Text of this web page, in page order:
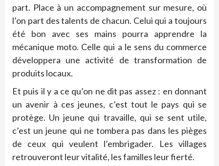
part. Place à un accompagnement sur mesure, où
l’on part des talents de chacun. Celui qui a toujours
été bon avec ses mains pourra apprendre la
mécanique moto. Celle qui a le sens du commerce
développera une activité de transformation de
produits locaux.
Et puis il y a ce qu’on ne dit pas assez : en donnant
un avenir à ces jeunes, c’est tout le pays qui se
protège. Un jeune qui travaille, qui se sent utile,
c’est un jeune qui ne tombera pas dans les pièges
de ceux qui veulent l’embrigader. Les villages
retrouveront leur vitalité, les familles leur fierté.